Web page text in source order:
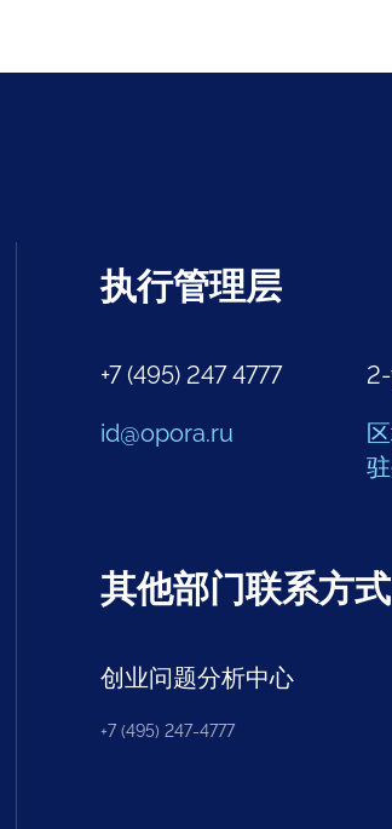
执行管理层
+7 (495) 247 4777
id@opora.ru
其他部门联系方式
创业问题分析中心
+7 (495) 247-4777